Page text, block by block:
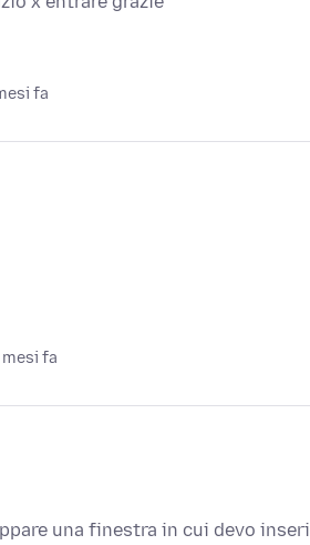
fa
fa
una finestra in cui devo